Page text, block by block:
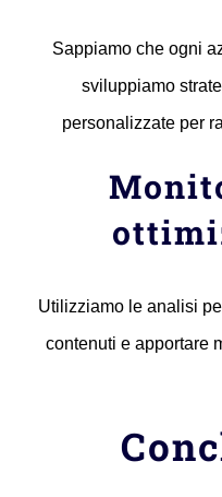
Sappiamo che ogni
sviluppiamo
personalizzate per
Utilizziamo le analisi
contenuti e apportare